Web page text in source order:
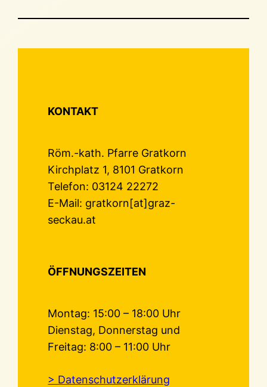
KONTAKT
Röm.-kath. Pfarre Gratkorn
Kirchplatz 1, 8101 Gratkorn
Telefon: 03124 22272
E-Mail: gratkorn[at]graz-
seckau.at
ÖFFNUNGSZEITEN
Montag: 15:00 – 18:00 Uhr
Dienstag, Donnerstag und
Freitag: 8:00 – 11:00 Uhr
> Datenschutzerklärung